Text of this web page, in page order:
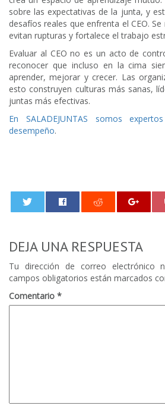
sobre las expectativas de la junta, y
desafíos reales que enfrenta el CEO.
evitan rupturas y fortalece el trabajo
Evaluar al CEO no es un acto de
reconocer que incluso en la cima
aprender, mejorar y crecer. Las
esto construyen culturas más sanas,
juntas más efectivas.
En SALADEJUNTAS somos
desempeño.
DEJA UNA RESPUESTA
Tu dirección de correo electrónico
campos obligatorios están marcados
Comentario *